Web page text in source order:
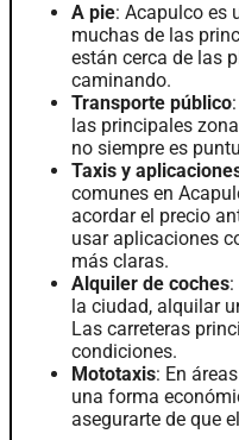
A pie: Acapulco es
muchas de las
están cerca de las
caminando.
Transporte público
las principales
no siempre es
Taxis y
comunes en
acordar el precio
usar aplicaciones
más claras.
Alquiler de coches
la ciudad, alquilar
Las carreteras
condiciones.
Mototaxis: En
una forma
asegurarte de que